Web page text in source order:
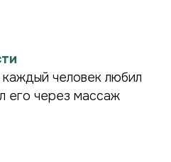
человек любил
его через массаж